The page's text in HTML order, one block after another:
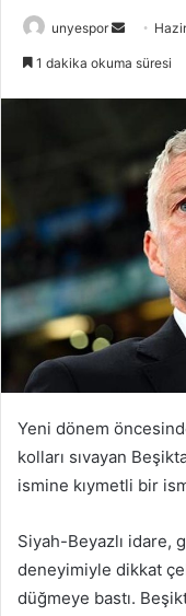
unyespor
Bir
1 dakika okuma süresi
Yeni dönem
kolları sıvayan
ismine kıymetli bir
Siyah-Beyazlı idare,
deneyimiyle dikkat
düğmeye bastı.